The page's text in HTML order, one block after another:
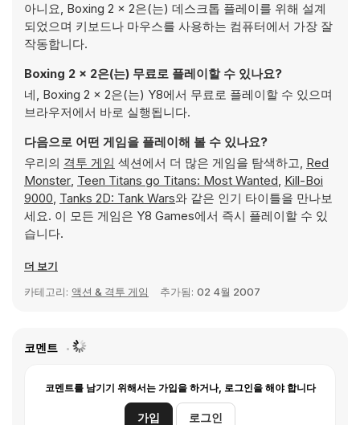
아니요, Boxing 2 x 2은(는) 데스크톱 플레이를 위해 설계
되었으며 키보드나 마우스를 사용하는 컴퓨터에서 가장 잘
작동합니다.
Boxing 2 x 2은(는) 무료로 플레이할 수 있나요?
네, Boxing 2 x 2은(는) Y8에서 무료로 플레이할 수 있으며
브라우저에서 바로 실행됩니다.
다음으로 어떤 게임을 플레이해 볼 수 있나요?
우리의 격투 게임 섹션에서 더 많은 게임을 탐색하고, Red
Monster, Teen Titans go Titans: Most Wanted, Kill-Boi
9000, Tanks 2D: Tank Wars와 같은 인기 타이틀을 만나보
세요. 이 모든 게임은 Y8 Games에서 즉시 플레이할 수 있
습니다.
더 보기
카테고리: 액션 & 격투 게임 추가됨: 02 4월 2007
코멘트
코멘트를 남기기 위해서는 가입을 하거나, 로그인을 해야 합니다
가입 로그인